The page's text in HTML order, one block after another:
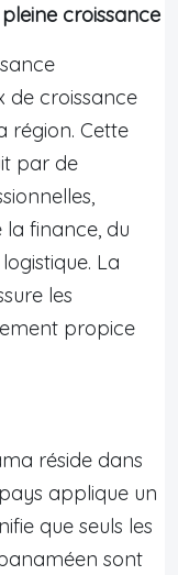
croissance
de croissance
région. Cette
par de
finance, du
La
les
propice
réside dans
applique un
que seuls les
sont